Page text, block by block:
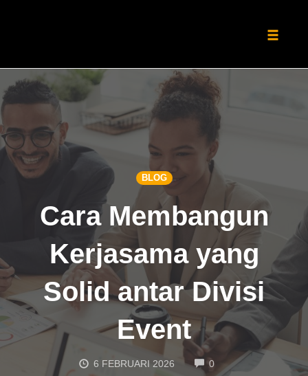
Skip
to
content
BLOG
Cara Membangun
Kerjasama yang
Solid antar Divisi
Event
6 FEBRUARI 2026 0COMMENTS